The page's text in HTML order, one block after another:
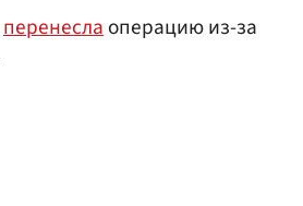
перенеслаоперацию из-за